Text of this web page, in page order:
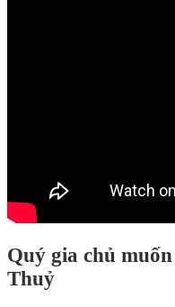
Quý gia chủ
Thuỷ